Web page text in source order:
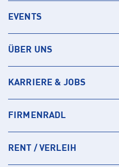
EVENTS
ÜBER UNS
KARRIERE & JOBS
FIRMENRADL
RENT / VERLEIH